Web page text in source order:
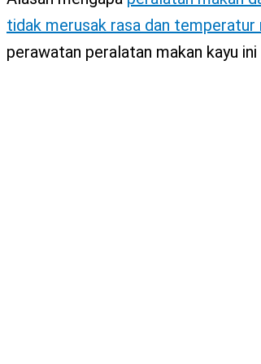
tidak merusak rasa dan temperatur
perawatan peralatan makan kayu